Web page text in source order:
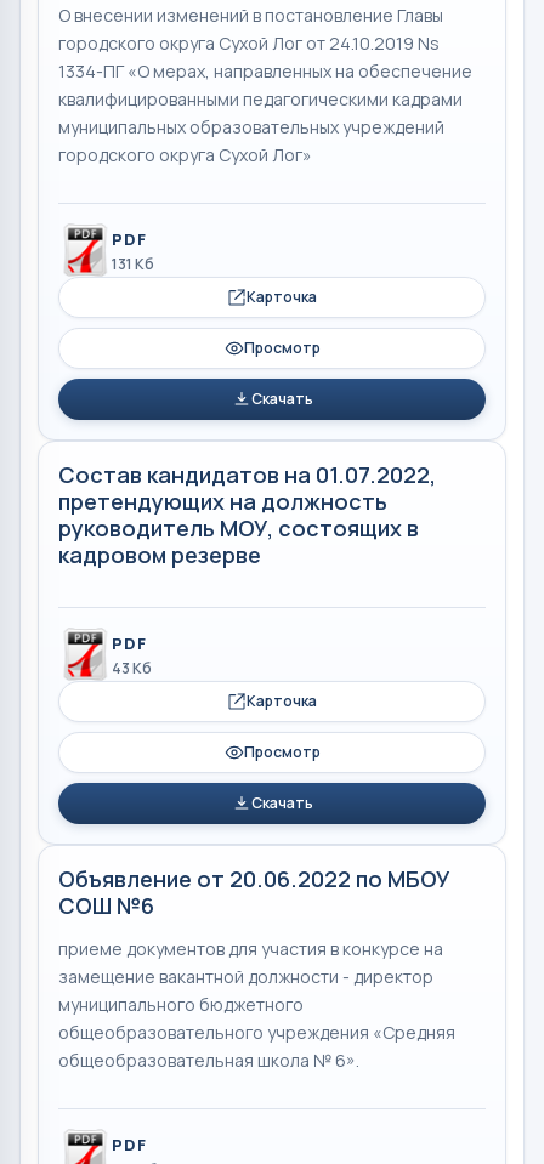
О внесении изменений в постановление Главы
городского округа Сухой Лог от 24.10.2019 Ns
1334-ПГ «О мерах, направленных на обеспечение
квалифицированными педагогическими кадрами
муниципальных образовательных учреждений
городского округа Сухой Лог»
PDF
131 Кб
Карточка
Просмотр
Скачать
Состав кандидатов на 01.07.2022,
претендующих на должность
руководитель МОУ, состоящих в
кадровом резерве
PDF
43 Кб
Карточка
Просмотр
Скачать
Объявление от 20.06.2022 по МБОУ
СОШ №6
приеме документов для участия в конкурсе на
замещение вакантной должности - директор
муниципального бюджетного
общеобразовательного учреждения «Средняя
общеобразовательная школа № 6».
PDF